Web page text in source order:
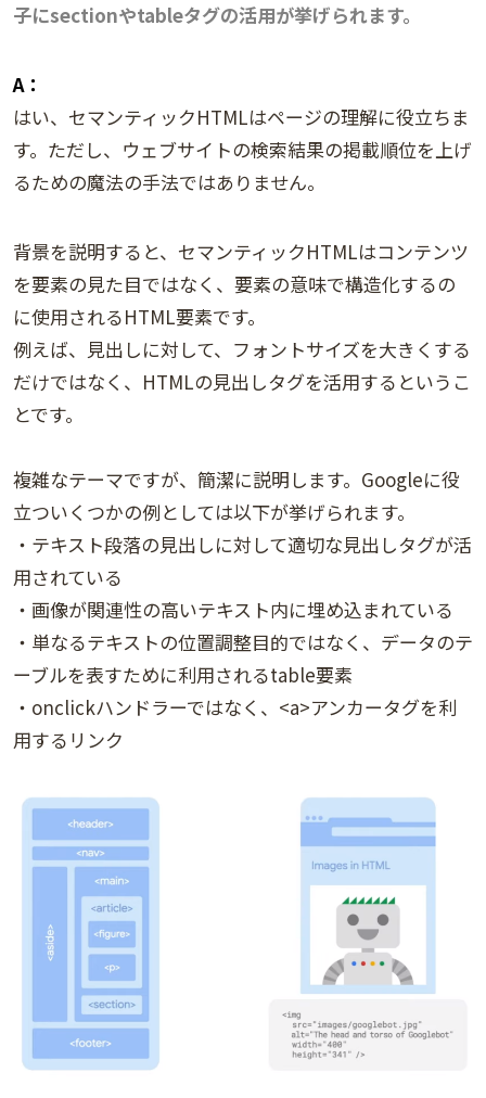
子にsectionやtableタグの活用が挙げられます。
A：
はい、セマンティックHTMLはページの理解に役立ちま
す。ただし、ウェブサイトの検索結果の掲載順位を上げ
るための魔法の手法ではありません。
背景を説明すると、セマンティックHTMLはコンテンツ
を要素の見た目ではなく、要素の意味で構造化するの
に使用されるHTML要素です。
例えば、見出しに対して、フォントサイズを大きくする
だけではなく、HTMLの見出しタグを活用するというこ
とです。
複雑なテーマですが、簡潔に説明します。Googleに役
立ついくつかの例としては以下が挙げられます。
・テキスト段落の見出しに対して適切な見出しタグが活
用されている
・画像が関連性の高いテキスト内に埋め込まれている
・単なるテキストの位置調整目的ではなく、データのテ
ーブルを表すために利用されるtable要素
・onclickハンドラーではなく、<a>アンカータグを利
用するリンク